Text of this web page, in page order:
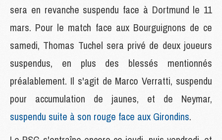
sera en revanche suspendu face à Dortmund le 11
mars. Pour le match face aux Bourguignons de ce
samedi, Thomas Tuchel sera privé de deux joueurs
suspendus, en plus des blessés mentionnés
préalablement. Il s'agit de Marco Verratti, suspendu
pour accumulation de jaunes, et de Neymar,
suspendu suite à son rouge face aux Girondins.